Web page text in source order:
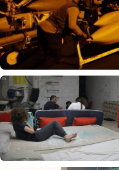
Netanyahu bersikeras
di Gaza, tolak draf
Indonesia 05 Aug 2026
Internasional
Perang Iran kuras
80 persen rudal
digunakan
Indonesia•05 Aug 2026